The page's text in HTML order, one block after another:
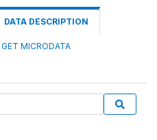
DATA DESCRIPTION
GET MICRODATA